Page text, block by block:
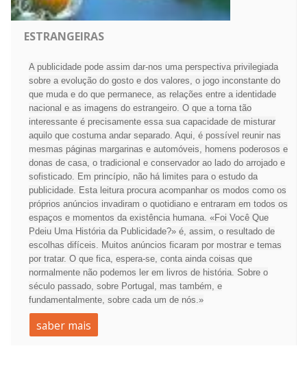
ESTRANGEIRAS
A publicidade pode assim dar-nos uma perspectiva privilegiada
sobre a evolução do gosto e dos valores, o jogo inconstante do
que muda e do que permanece, as relações entre a identidade
nacional e as imagens do estrangeiro. O que a torna tão
interessante é precisamente essa sua capacidade de misturar
aquilo que costuma andar separado. Aqui, é possível reunir nas
mesmas páginas margarinas e automóveis, homens poderosos e
donas de casa, o tradicional e conservador ao lado do arrojado e
sofisticado. Em princípio, não há limites para o estudo da
publicidade. Esta leitura procura acompanhar os modos como os
próprios anúncios invadiram o quotidiano e entraram em todos os
espaços e momentos da existência humana. «Foi Você Que
Pdeiu Uma História da Publicidade?» é, assim, o resultado de
escolhas difíceis. Muitos anúncios ficaram por mostrar e temas
por tratar. O que fica, espera-se, conta ainda coisas que
normalmente não podemos ler em livros de história. Sobre o
século passado, sobre Portugal, mas também, e
fundamentalmente, sobre cada um de nós.»
saber mais